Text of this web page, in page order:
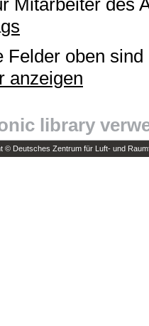
Mitarbeiter des
Felder oben
anzeigen
library
© Deutsches Zentrum für Luft- und